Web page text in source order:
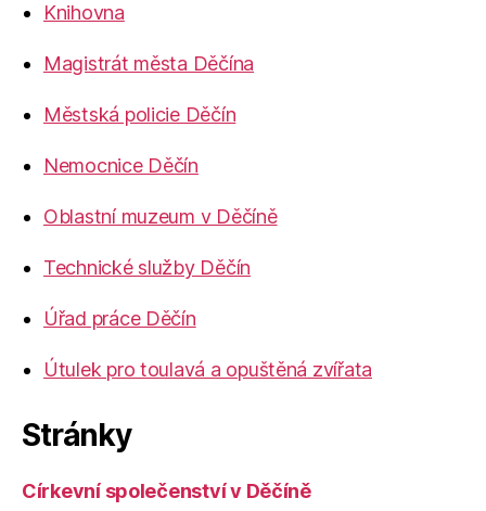
Knihovna
Magistrát města Děčína
Městská policie Děčín
Nemocnice Děčín
Oblastní muzeum v Děčíně
Technické služby Děčín
Úřad práce Děčín
Útulek pro toulavá a opuštěná zvířata
Stránky
Církevní společenství v Děčíně